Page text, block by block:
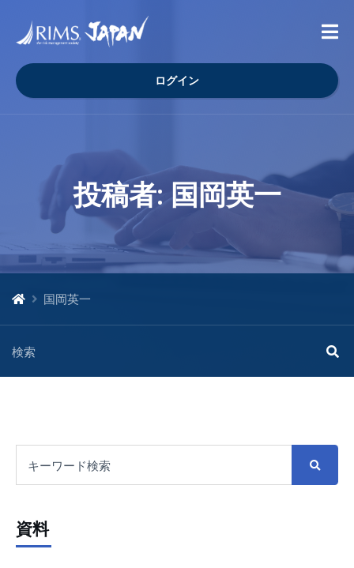
ログイン
投稿者:国岡英一
国岡英一
資料